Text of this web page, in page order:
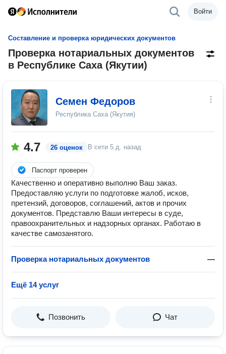
Войти
Составление и проверка юридических документов
Проверка нотариальных документов
в Республике Саха (Якутии)
Семен Федоров
Республика Саха (Якутия)
4.7 26 оценок В сети 5 д. назад
Паспорт проверен
Качественно и оперативно выполню Ваш заказ.
Предоставляю услуги по подготовке жалоб, исков,
претензий, договоров, соглашений, актов и прочих
документов. Представлю Ваши интересы в суде,
правоохранительных и надзорных органах. Работаю в
качестве самозанятого.
Проверка нотариальных документов —
Ещё 14 услуг
Позвонить Чат